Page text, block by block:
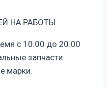
НА РАБОТЫ
с 10.00 до 20.00
запчасти.
марки.